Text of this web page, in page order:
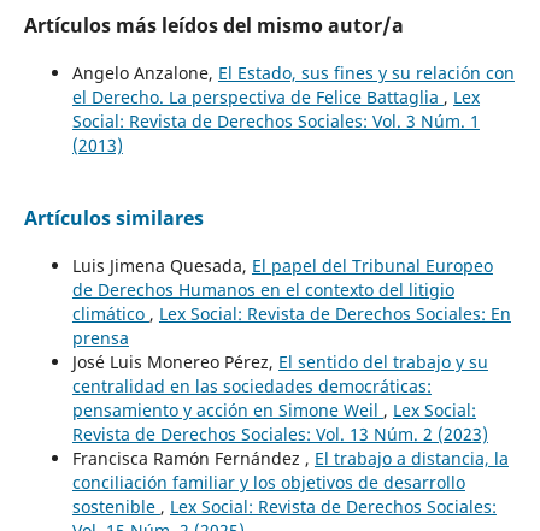
Artículos más leídos del mismo autor/a
Angelo Anzalone, El Estado, sus fines y su relación con
el Derecho. La perspectiva de Felice Battaglia , Lex
Social: Revista de Derechos Sociales: Vol. 3 Núm. 1
(2013)
Artículos similares
Luis Jimena Quesada, El papel del Tribunal Europeo
de Derechos Humanos en el contexto del litigio
climático , Lex Social: Revista de Derechos Sociales: En
prensa
José Luis Monereo Pérez, El sentido del trabajo y su
centralidad en las sociedades democráticas:
pensamiento y acción en Simone Weil , Lex Social:
Revista de Derechos Sociales: Vol. 13 Núm. 2 (2023)
Francisca Ramón Fernández , El trabajo a distancia, la
conciliación familiar y los objetivos de desarrollo
sostenible , Lex Social: Revista de Derechos Sociales: